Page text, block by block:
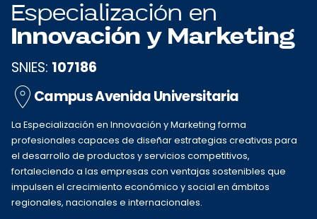
Especialización en
Innovación y Marketing
SNIES: 107186
Campus Avenida Universitaria
La Especialización en Innovación y Marketing forma
profesionales capaces de diseñar estrategias creativas para
el desarrollo de productos y servicios competitivos,
fortaleciendo a las empresas con ventajas sostenibles que
impulsen el crecimiento económico y social en ámbitos
regionales, nacionales e internacionales.